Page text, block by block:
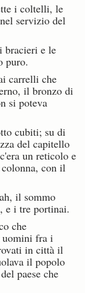
i coltelli, le
servizio del
bracieri e le
puro.
carrelli che
il bronzo di
si poteva
cubiti; su di
del capitello
un reticolo e
con il
il sommo
e i tre portinai.
che
uomini fra i
in città il
il popolo
paese che